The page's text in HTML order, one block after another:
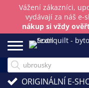
Vážení zákazníci,
vydávají za náš e-
nákup si vždy
ORIGINÁLNÍ E-
Hřejivé